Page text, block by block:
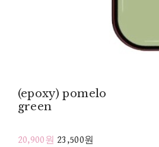
(epoxy) pomelo
green
20,900원 23,500원